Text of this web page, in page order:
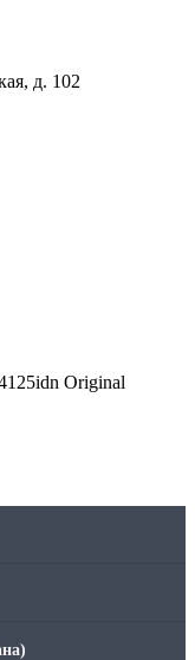
д. 102